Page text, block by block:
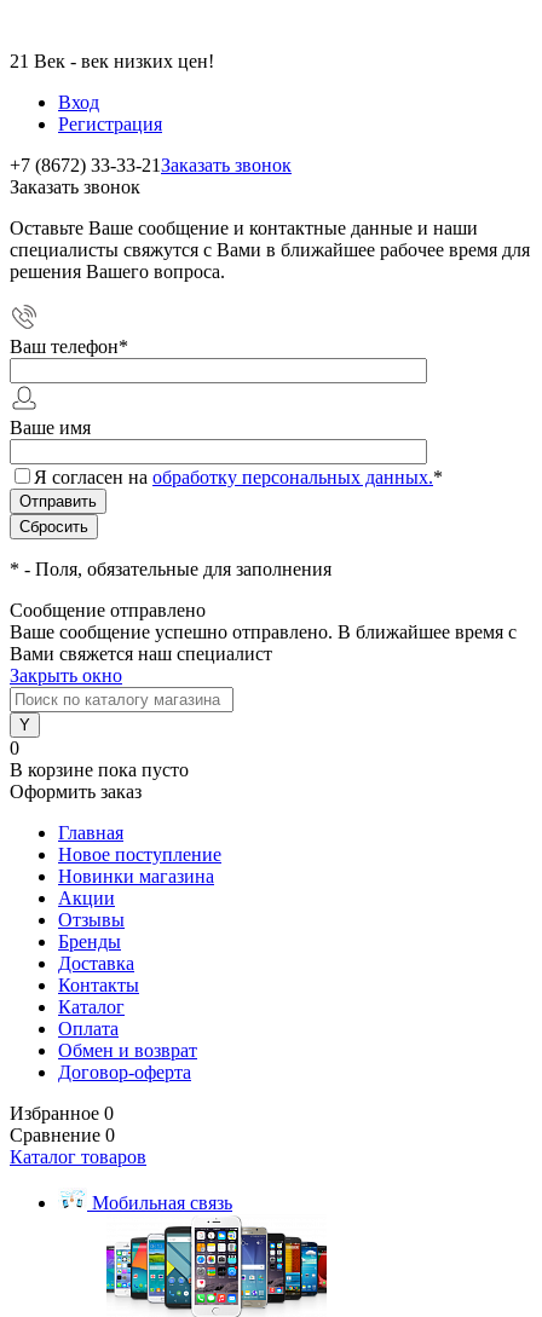
21 Век - век низких цен!
Вход
Регистрация
+7 (8672) 33-33-21Заказать звонок
Заказать звонок
Оставьте Ваше сообщение и контактные данные и наши
специалисты свяжутся с Вами в ближайшее рабочее время для
решения Вашего вопроса.
Ваш телефон*
Ваше имя
Я согласен на обработку персональных данных.*
* - Поля, обязательные для заполнения
Сообщение отправлено
Ваше сообщение успешно отправлено. В ближайшее время с
Вами свяжется наш специалист
Закрыть окно
0
В корзине пока пусто
Оформить заказ
Главная
Новое поступление
Новинки магазина
Акции
Отзывы
Бренды
Доставка
Контакты
Каталог
Оплата
Обмен и возврат
Договор-оферта
Избранное 0
Сравнение 0
Каталог товаров
Мобильная связь